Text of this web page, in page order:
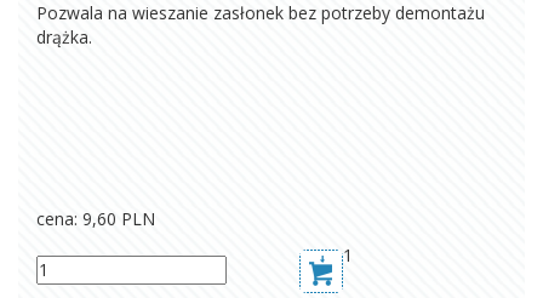
Pozwala na wieszanie zasłonek bez potrzeby demontażu
drążka.
cena: 9,60 PLN
1